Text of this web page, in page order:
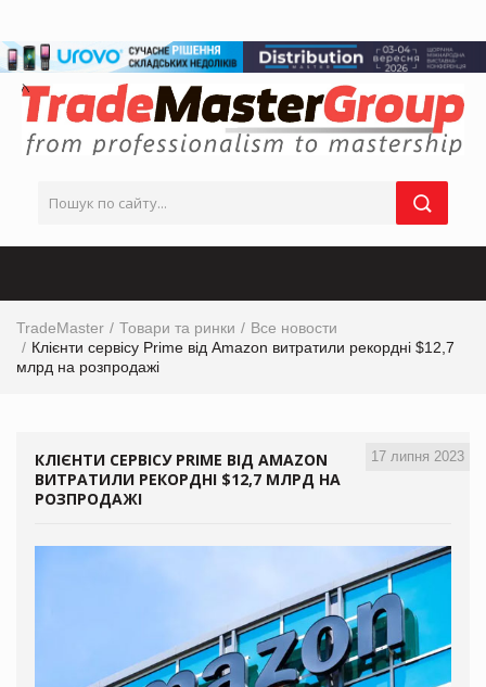
TradeMaster Товари та ринки
Все новости
Клієнти сервісу Prime від Amazon витратили рекордні $12,7
млрд на розпродажі
17 липня 2023
КЛІЄНТИ СЕРВІСУ PRIME ВІД AMAZON
ВИТРАТИЛИ РЕКОРДНІ $12,7 МЛРД НА
РОЗПРОДАЖІ